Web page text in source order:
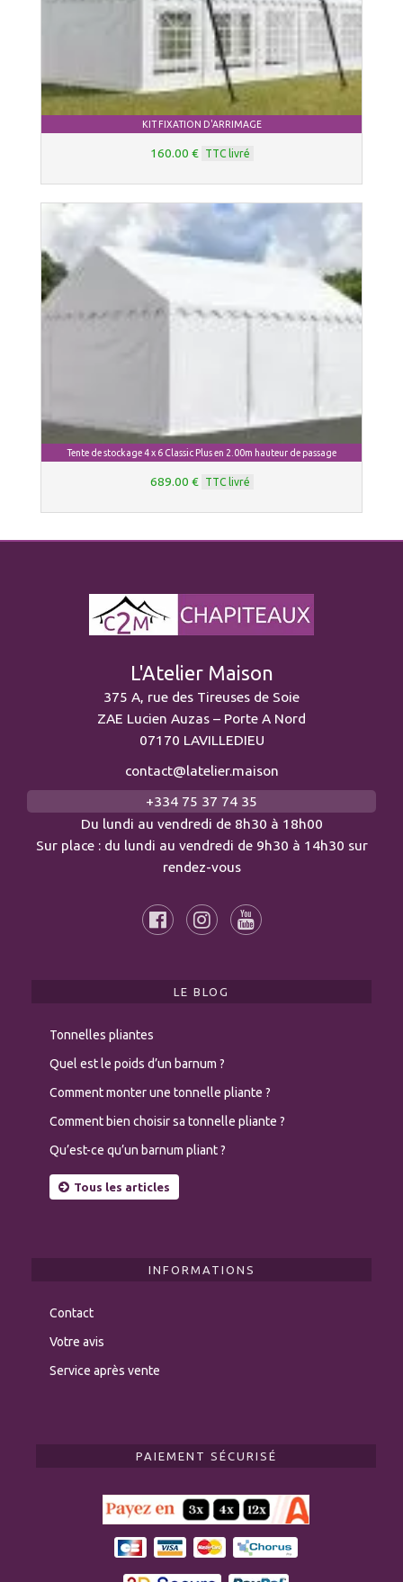
KIT FIXATION D'ARRIMAGE
160.00 € TTC livré
Tente de stockage 4 x 6 Classic Plus en 2.00m hauteur de passage
689.00 € TTC livré
L'Atelier Maison
375 A, rue des Tireuses de Soie
ZAE Lucien Auzas – Porte A Nord
07170 LAVILLEDIEU
contact@latelier.maison
+334 75 37 74 35
Du lundi au vendredi de 8h30 à 18h00
Sur place : du lundi au vendredi de 9h30 à 14h30 sur
rendez-vous
LE BLOG
Tonnelles pliantes
Quel est le poids d’un barnum ?
Comment monter une tonnelle pliante ?
Comment bien choisir sa tonnelle pliante ?
Qu’est-ce qu’un barnum pliant ?
Tous les articles
INFORMATIONS
Contact
Votre avis
Service après vente
PAIEMENT SÉCURISÉ